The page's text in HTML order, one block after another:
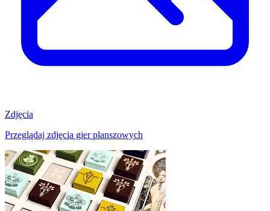
Zdjęcia
Przeglądaj zdjęcia gier planszowych